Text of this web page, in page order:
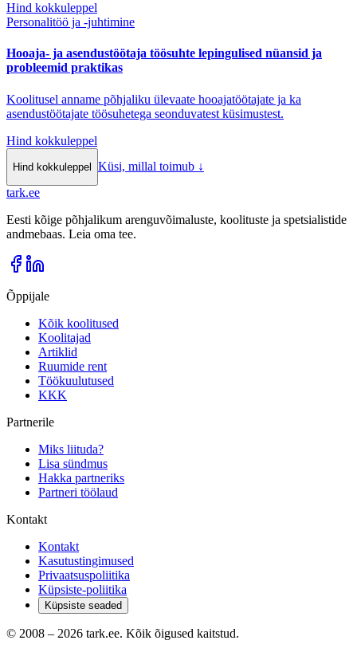
Hind kokkuleppel
Personalitöö ja -juhtimine
Hooaja- ja asendustöötaja töösuhte lepingulised nüansid ja
probleemid praktikas
Koolitusel anname põhjaliku ülevaate hooajatöötajate ja ka
asendustöötajate töösuhetega seonduvatest küsimustest.
Hind kokkuleppel
Hind kokkuleppel Küsi, millal toimub ↓
tark.ee
Eesti kõige põhjalikum arenguvõimaluste, koolituste ja spetsialistide
andmebaas. Leia oma tee.
Õppijale
Kõik koolitused
Koolitajad
Artiklid
Ruumide rent
Töökuulutused
KKK
Partnerile
Miks liituda?
Lisa sündmus
Hakka partneriks
Partneri töölaud
Kontakt
Kontakt
Kasutustingimused
Privaatsuspoliitika
Küpsiste-poliitika
Küpsiste seaded
© 2008 – 2026 tark.ee. Kõik õigused kaitstud.